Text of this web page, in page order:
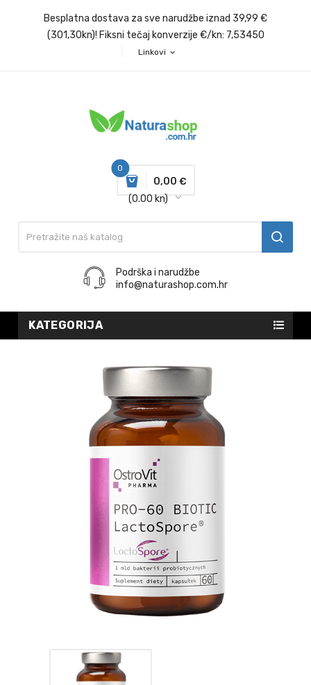
Besplatna dostava za sve narudžbe iznad 39,99 €
(301,30kn)! Fiksni tečaj konverzije €/kn: 7,53450
Linkovi expand_more
0
0,00 €
(0.00 kn)
Podrška i narudžbe
info@naturashop.com.hr
KATEGORIJA